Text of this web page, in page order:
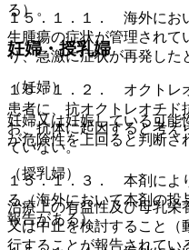
１５．１．１． 海外にお
生腫瘍の症状が管理されて
り、急激に症状が再発した
１５．１．２． オクトレ
患者に、抗オクトレオチド
お、抗体に起因すると考え
ていない。
１５．１．３． 本剤によ
る（海外において本剤の投
報告がある）。
る）。
妊婦・授乳婦
（妊婦）
妊婦又は妊娠している可能
が危険性を上回ると判断さ
（授乳婦）
治療上の有益性及び母乳栄
又は中止を検討すること（
行することが報告されてい